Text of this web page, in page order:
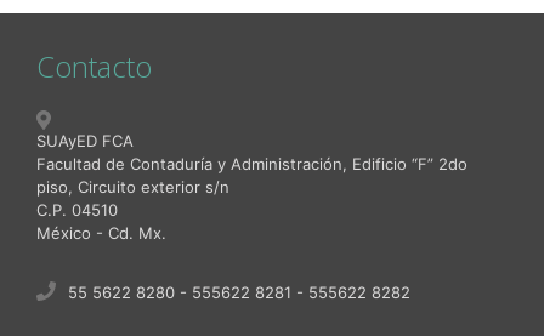
Contacto
SUAyED FCA
Facultad de Contaduría y Administración, Edificio “F” 2do
piso, Circuito exterior s/n
C.P. 04510
México - Cd. Mx.
55 5622 8280 - 555622 8281 - 555622 8282